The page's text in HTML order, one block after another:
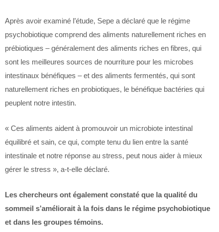
Après avoir examiné l’étude, Sepe a déclaré que le régime
psychobiotique comprend des aliments naturellement riches en
prébiotiques – généralement des aliments riches en fibres, qui
sont les meilleures sources de nourriture pour les microbes
intestinaux bénéfiques – et des aliments fermentés, qui sont
naturellement riches en probiotiques, le bénéfique bactéries qui
peuplent notre intestin.
« Ces aliments aident à promouvoir un microbiote intestinal
équilibré et sain, ce qui, compte tenu du lien entre la santé
intestinale et notre réponse au stress, peut nous aider à mieux
gérer le stress », a-t-elle déclaré.
Les chercheurs ont également constaté que la qualité du
sommeil s’améliorait à la fois dans le régime psychobiotique
et dans les groupes témoins.